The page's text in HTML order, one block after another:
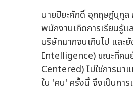
นายปิยะศักดิ์ อุกฤษฎ์นุกูล
พนักงานเกิดการเรียนรู้
บริษัทมากจนเกินไป และ
Intelligence) ขณะที่คน
Centered) ไม่ใช่การม
ใน 'คน' ครั้งนี้ จึงเป็นกา